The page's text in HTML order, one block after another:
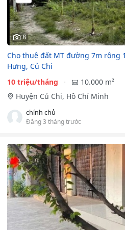
8
Cho thuê đất MT đường 7m rộng
Hưng, Củ Chi
10 triệu/tháng
10.000 m²
Huyện Củ Chi, Hồ Chí Minh
chính chủ
Đăng 3 tháng trước